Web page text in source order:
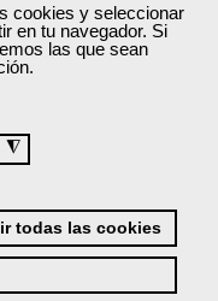
cookies y seleccionar
en tu navegador. Si
las que sean
◮
todas las cookies